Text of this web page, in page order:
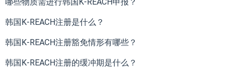
韩国K-REACH注册是什么？
韩国K-REACH注册豁免情形有哪些？
韩国K-REACH注册的缓冲期是什么？